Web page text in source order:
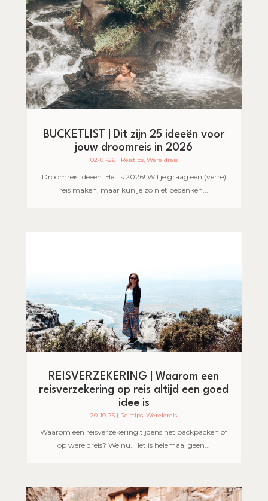
BUCKETLIST | Dit zijn 25 ideeën voor
jouw droomreis in 2026
02-01-26| Reistips, Wereldreis
Droomreis ideeën. Het is 2026! Wil je graag een (verre)
reis maken, maar kun je zo niet bedenken...
REISVERZEKERING | Waarom een
reisverzekering op reis altijd een goed
idee is
20-10-25 | Reistips,Wereldreis
Waarom een reisverzekering tijdens het backpacken of
op wereldreis? Welnu. Het is helemaal geen...